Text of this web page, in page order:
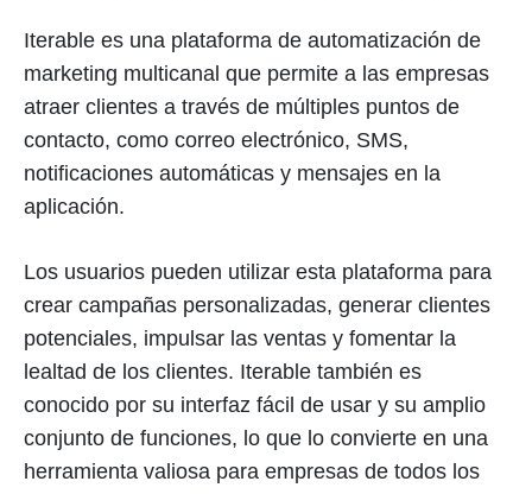
Iterable es una plataforma de automatización de
marketing multicanal que permite a las empresas
atraer clientes a través de múltiples puntos de
contacto, como correo electrónico, SMS,
notificaciones automáticas y mensajes en la
aplicación.
Los usuarios pueden utilizar esta plataforma para
crear campañas personalizadas, generar clientes
potenciales, impulsar las ventas y fomentar la
lealtad de los clientes. Iterable también es
conocido por su interfaz fácil de usar y su amplio
conjunto de funciones, lo que lo convierte en una
herramienta valiosa para empresas de todos los